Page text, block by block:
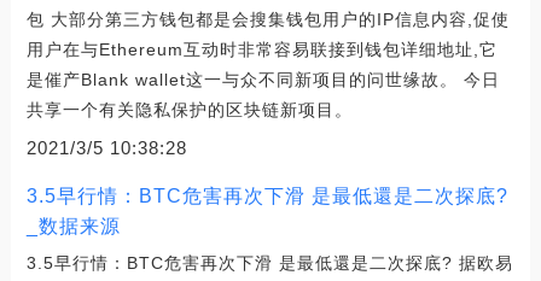
包 大部分第三方钱包都是会搜集钱包用户的IP信息内容,促使
用户在与Ethereum互动时非常容易联接到钱包详细地址,它
是催产Blank wallet这一与众不同新项目的问世缘故。 今日
共享一个有关隐私保护的区块链新项目。
2021/3/5 10:38:28
3.5早行情：BTC危害再次下滑 是最低還是二次探底?
_数据来源
3.5早行情：BTC危害再次下滑 是最低還是二次探底? 据欧易